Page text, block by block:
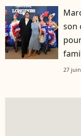
son
27